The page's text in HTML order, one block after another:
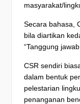
masyarakat/
Secara bahasa,
bila diartikan
“Tanggung
CSR sendiri
dalam bentuk
pelestarian
penanganan